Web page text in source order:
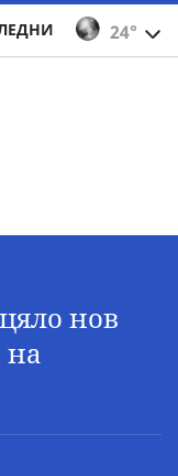
24°
нов
на